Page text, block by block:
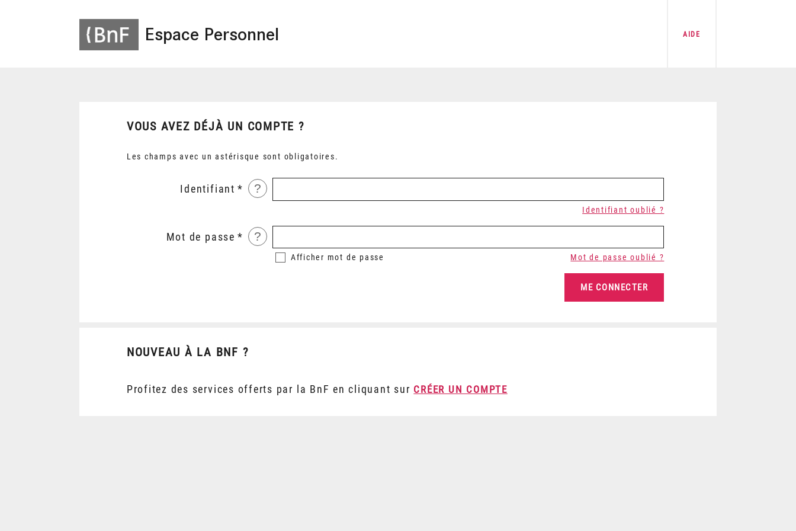
Espace Personnel AIDE
VOUS AVEZ DÉJÀ UN COMPTE ?
Les champs avec un astérisque sont obligatoires.
Identifiant ?
Identifiant oublié ?
Mot de passe ?
Afficher mot de passe Mot de passe oublié ?
NOUVEAU À LA BNF ?
Profitez des services offerts par la BnF en cliquant sur CRÉER UN COMPTE